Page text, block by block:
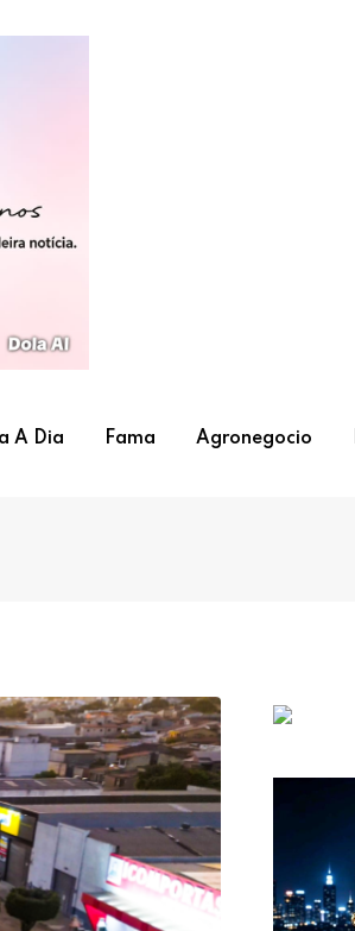
A Dia Fama Agronegocio